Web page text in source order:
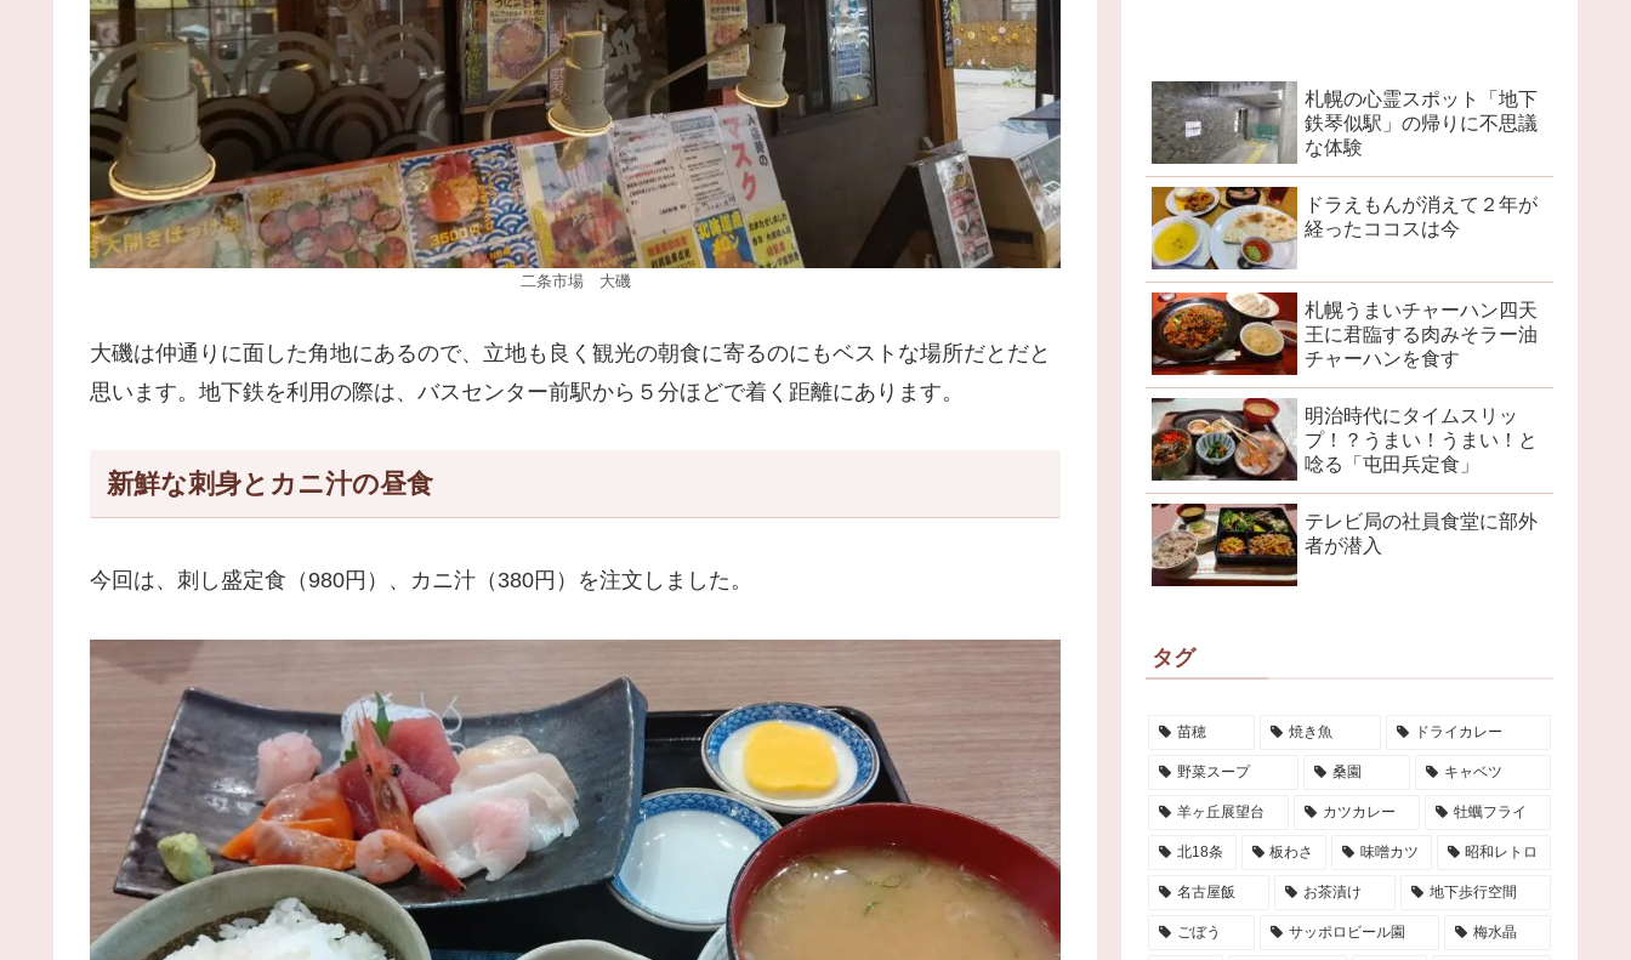
二条市場 大磯
大磯は仲通りに面した角地にあるので、立地も良く観光の朝食に寄るのにもベストな場所だとだと
思います。地下鉄を利用の際は、バスセンター前駅から５分ほどで着く距離にあります。
新鮮な刺身とカニ汁の昼食
今回は、刺し盛定食（980円）、カニ汁（380円）を注文しました。
札幌の心霊スポット「地下
鉄琴似駅」の帰りに不思議
な体験
ドラえもんが消えて２年が
経ったココスは今
札幌うまいチャーハン四天
王に君臨する肉みそラー油
チャーハンを食す
明治時代にタイムスリッ
プ！？うまい！うまい！と
唸る「屯田兵定食」
テレビ局の社員食堂に部外
者が潜入
タグ
苗穂 焼き魚 ドライカレー
野菜スープ 桑園 キャベツ
羊ヶ丘展望台 カツカレー 牡蠣フライ
北18条 板わさ 味噌カツ 昭和レトロ
名古屋飯 お茶漬け 地下歩行空間
ごぼう サッポロビール園 梅水晶